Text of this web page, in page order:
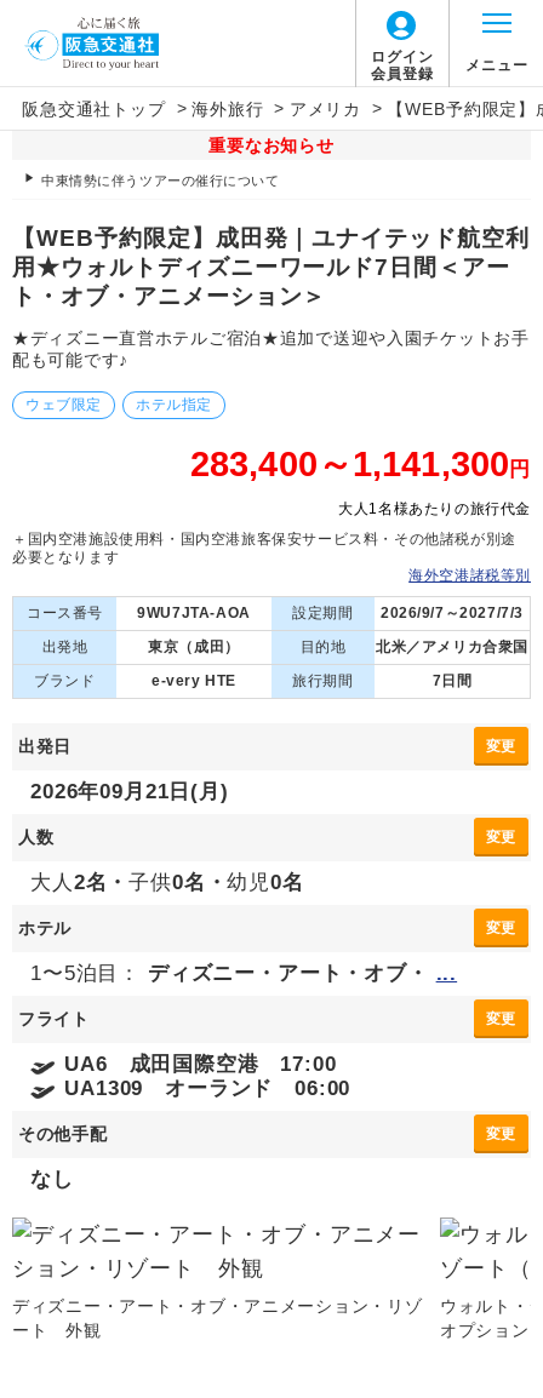
ログイン
会員登録
メニュー
阪急交通社トップ > 海外旅行 > アメリカ >
【WEB予約限定
重要なお知らせ
中東情勢に伴うツアーの催行について
【WEB予約限定】成田発｜ユナイテッド航空利
用★ウォルトディズニーワールド7日間＜アー
ト・オブ・アニメーション＞
★ディズニー直営ホテルご宿泊★追加で送迎や入園チケットお手
配も可能です♪
ウェブ限定 ホテル指定
283,400～1,141,300 円
大人1名様あたりの旅行代金
＋国内空港施設使用料・国内空港旅客保安サービス料・その他諸税が別途
必要となります
海外空港諸税等別
コース番号 9WU7JTA-AOA 設定期間
2026/9/7～2027/7/3
出発地
東京（成田） 目的地
北米／アメリカ合衆国
ブランド
e-very HTE 旅行期間 7日間
出発日 変更
2026年09月21日(月)
人数 変更
大人 2名・子供0名・幼児0名
ホテル 変更
1〜5泊目： ディズニー・アート・オブ・ ...
フライト 変更
UA6 成田国際空港 17:00
UA1309 オーランド 06:00
その他手配 変更
なし
ディズニー・アート・オブ・アニメーション・リゾ
ート 外観
ウォルト・
オプション